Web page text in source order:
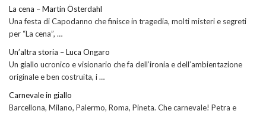
La cena – Martin Österdahl
Una festa di Capodanno che finisce in tragedia, molti misteri e segreti
per “La cena”, …
Un’altra storia – Luca Ongaro
Un giallo ucronico e visionario che fa dell’ironia e dell’ambientazione
originale e ben costruita, i …
Carnevale in giallo
Barcellona, Milano, Palermo, Roma, Pineta. Che carnevale! Petra e